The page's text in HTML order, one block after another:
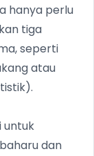
hanya perlu
tiga
seperti
atau
untuk
dan